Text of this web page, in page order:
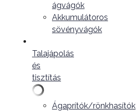
ágvágók
Akkumulátoros
sövényvágók
Talajápolás
és
tisztítás
Ágaprítók/rönkhasítók